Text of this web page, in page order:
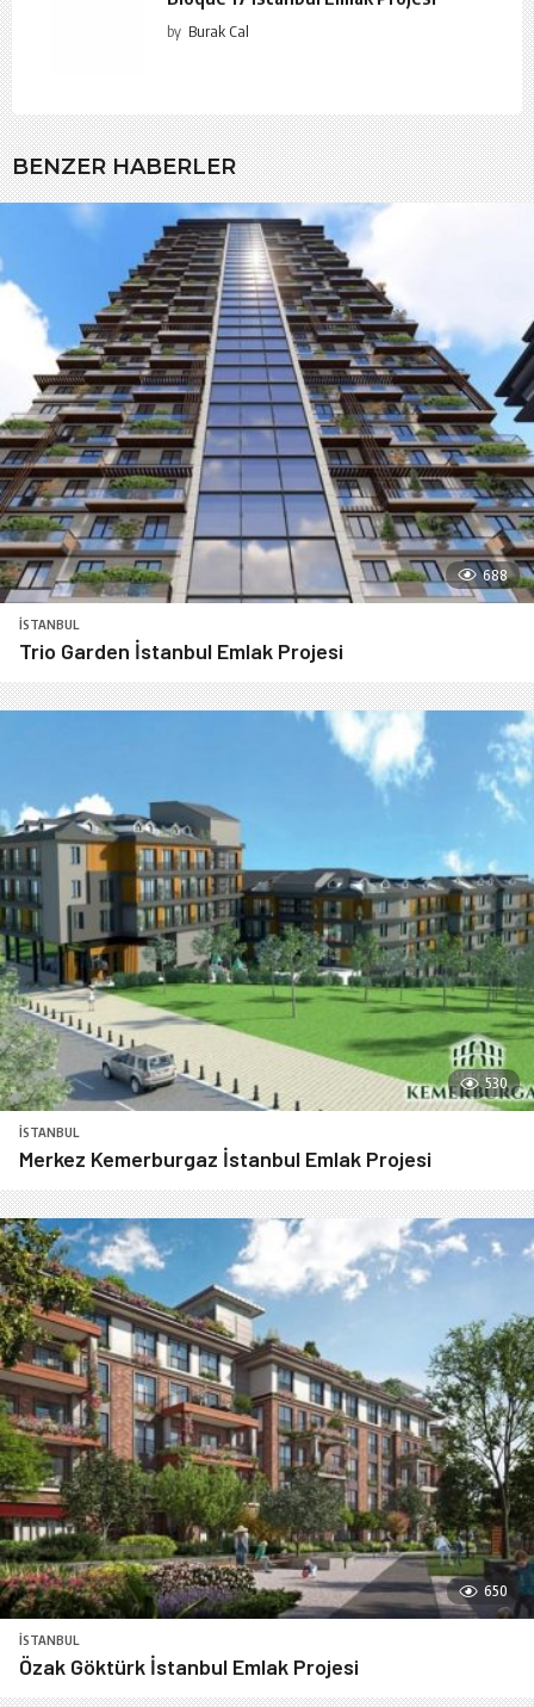
by Burak Cal
BENZER HABERLER
688
İSTANBUL
Trio Garden İstanbul Emlak Projesi
530
İSTANBUL
Merkez Kemerburgaz İstanbul Emlak Projesi
650
İSTANBUL
Özak Göktürk İstanbul Emlak Projesi